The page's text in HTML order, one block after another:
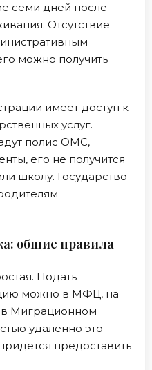
семи дней после
Отсутствие
можно получить
имеет доступ к
услуг.
полис ОМС,
его не получится
школу. Государство
общие правила
Подать
можно в МФЦ, на
в Миграционном
удаленно это
предоставить